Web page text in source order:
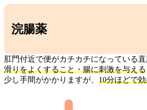
浣腸薬
肛門付近で便がカチカチになっている
滑りをよくすること・腸に刺激を与える
少し手間がかかりますが、 10分ほどで